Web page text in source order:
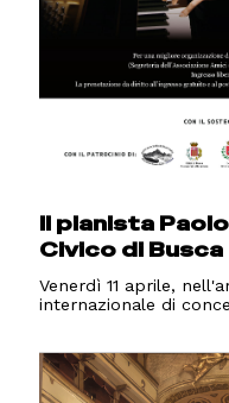
Il pianista
Civico di Busca
Venerdì 11 aprile,
internazionale di